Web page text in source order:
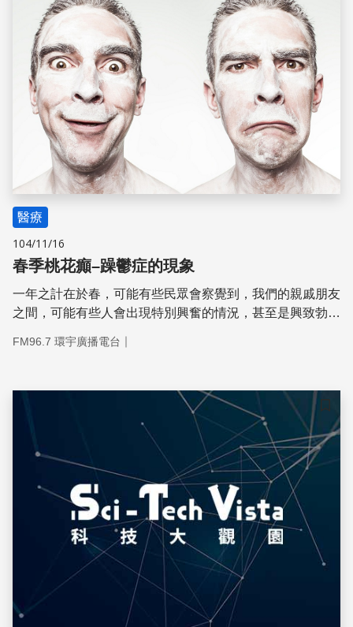
醫療
104/11/16
春季桃花癲–躁鬱症的現象
一年之計在於春，可能有些民眾會察覺到，我們的親戚朋友
之間，可能有些人會出現特別興奮的情況，甚至是興致勃勃
FM96.7 環宇廣播電台 ｜
儲存